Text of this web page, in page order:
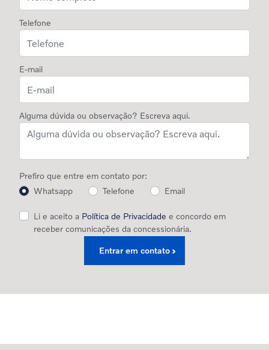
Telefone
E-mail
Alguma dúvida ou observação? Escreva aqui.
Prefiro que entre em contato por:
Whatsapp
Telefone Email
Li e aceito a Política de Privacidade e concordo em
receber comunicações da concessionária.
Entrar em contato